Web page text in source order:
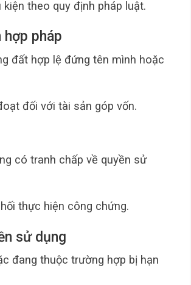
theo quy định pháp luật.
hợp pháp
đất hợp lệ đứng tên mình hoặc
đối với tài sản góp vốn.
có tranh chấp về quyền sử
thực hiện công chứng.
sử dụng
đang thuộc trường hợp bị hạn